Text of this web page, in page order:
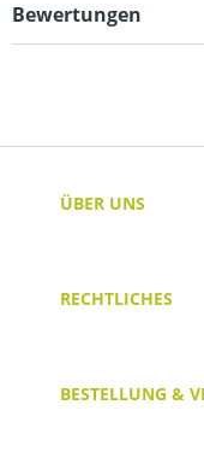
Bewertungen
ÜBER UNS
RECHTLICHES
BESTELLUNG &